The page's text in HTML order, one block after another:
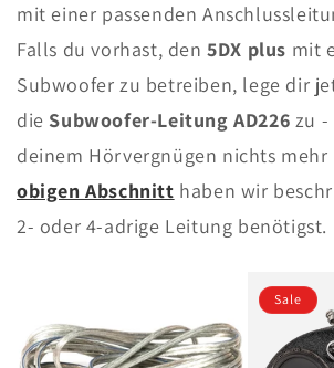
mit einer passenden
Falls du vorhast, den5DX plus mit
Subwoofer zu betreiben, lege dir
die Subwoofer-Leitung AD226 zu -
deinem Hörvergnügen nichts mehr
obigen Abschnitt haben wir
2- oder 4-adrige Leitung benötigst.
Sale